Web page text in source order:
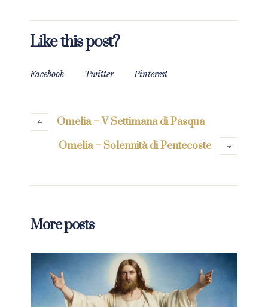
Like this post?
Facebook Twitter Pinterest
Omelia – V Settimana di Pasqua
Omelia – Solennità di Pentecoste
More posts